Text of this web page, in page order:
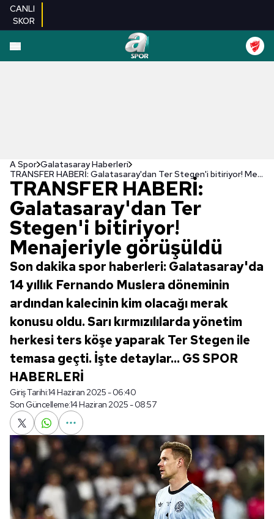
CANLI
SKOR
A Spor Galatasaray Haberleri
TRANSFER HABERİ: Galatasaray'dan Ter Stegen'i bitiriyor! Menajeriyle görüşüldü
TRANSFER HABERİ:
Galatasaray'dan Ter
Stegen'i bitiriyor!
Menajeriyle görüşüldü
Son dakika spor haberleri: Galatasaray'da
14 yıllık Fernando Muslera döneminin
ardından kalecinin kim olacağı merak
konusu oldu. Sarı kırmızılılarda yönetim
herkesi ters köşe yaparak Ter Stegen ile
temasa geçti. İşte detaylar... GS SPOR
HABERLERİ
Giriş Tarihi:14 Haziran 2025 - 06:40
Son Güncelleme:14 Haziran 2025 - 08:57